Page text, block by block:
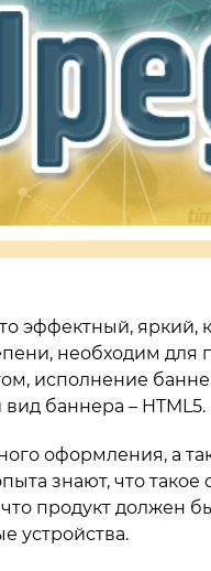
эффектный, яркий,
необходим для
исполнение
баннера – HTML5.
оформления, а
знают, что такое
продукт должен
устройства.